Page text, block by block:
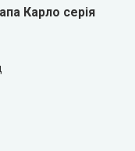
Карло серія